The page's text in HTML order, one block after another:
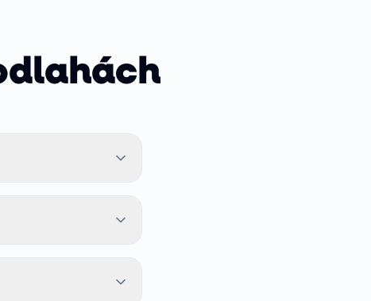
aj dlhodobú
priestorov
pre
dreviny sa
tepelný prenos.